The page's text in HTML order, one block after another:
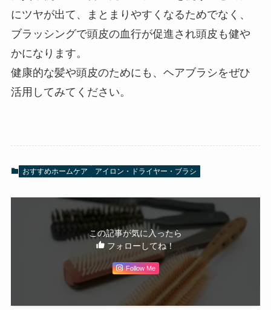
にツヤが出て、まとまりやすくなるためでなく、
ブラッシングで頭皮の血行が促進され頭皮も健や
かになります。
健康的な髪や頭皮のためにも、ヘアブラシをぜひ
活用してみてください。
おすすめホームケア アイロン・ドライヤー・ブラシ
この記事が気に入ったら
フォローしてね！
Follow Me